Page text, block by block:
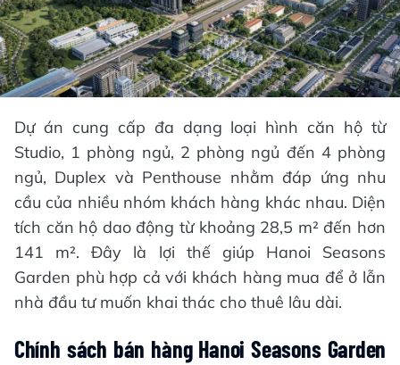
Dự án cung cấp đa dạng loại hình căn hộ từ
Studio, 1 phòng ngủ, 2 phòng ngủ đến 4 phòng
ngủ, Duplex và Penthouse nhằm đáp ứng nhu
cầu của nhiều nhóm khách hàng khác nhau. Diện
tích căn hộ dao động từ khoảng 28,5 m² đến hơn
141 m². Đây là lợi thế giúp Hanoi Seasons
Garden phù hợp cả với khách hàng mua để ở lẫn
nhà đầu tư muốn khai thác cho thuê lâu dài.
Chính sách bán hàng Hanoi Seasons Garden